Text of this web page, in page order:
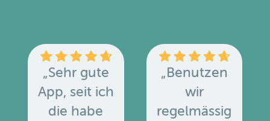
„Sehr gute
App, seit ich
die habe
„Benutzen
wir
regelmässig